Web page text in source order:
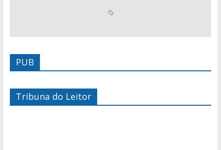
PUB
Tribuna do Leitor